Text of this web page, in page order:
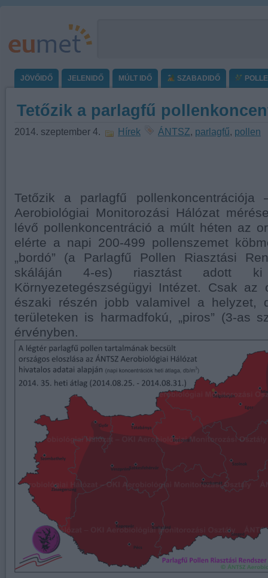
JÖVŐIDŐ JELENIDŐ MÚLT IDŐ SZABADIDŐ
Tetőzik a parlagfű
2014. szeptember 4. Hírek ÁNTSZ, parlagfű, pollen
Tetőzik a parlagfű
Aerobiológiai Monitorozási Hálózat
lévő pollenkoncentráció a múlt héten az
elérte a napi 200-499 pollenszemet
„bordó” (a Parlagfű Pollen Riasztási
skáláján 4-es) riasztást adott
Környezetegészségügyi Intézet. Csak az
északi részén jobb valamivel a helyzet,
területeken is harmadfokú, „piros” (3-as
érvényben.